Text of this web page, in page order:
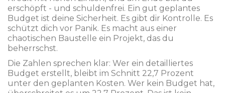
erschöpft - und schuldenfrei. Ein gut geplantes
Budget ist deine Sicherheit. Es gibt dir Kontrolle. Es
schützt dich vor Panik. Es macht aus einer
chaotischen Baustelle ein Projekt, das du
beherrschst.
Die Zahlen sprechen klar: Wer ein detailliertes
Budget erstellt, bleibt im Schnitt 22,7 Prozent
unter den geplanten Kosten. Wer kein Budget hat,